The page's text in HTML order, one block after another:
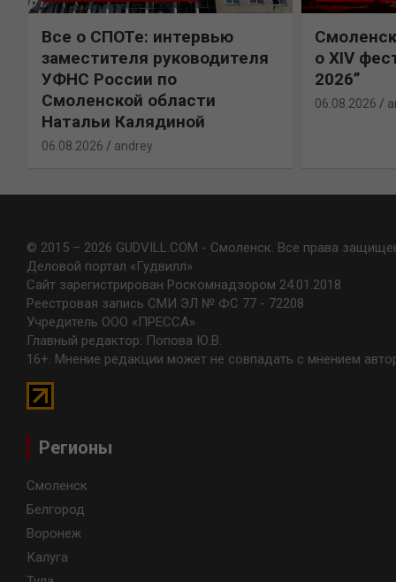
Все о СПОТе: интервью
заместителя руководителя
УФНС России по
Смоленской области
Натальи Калядиной
06.08.2026 andrey
о XIV
2026”
06.08.2026
© 2015 – 2026 GUDVILL.COM - Смоленск. Все права
Деловой портал «Гудвилл»
Сайт зарегистрирован Роскомнадзором 24.01.2018
Реестровая запись СМИ ЭЛ № ФС 77 - 72208
Учредитель ООО «ПРЕССА»
Главный редактор: Попова Ю.В.
16+. Мнение редакции может не совпадать с мнением
Регионы
Смоленск
Белгород
Воронеж
Калуга